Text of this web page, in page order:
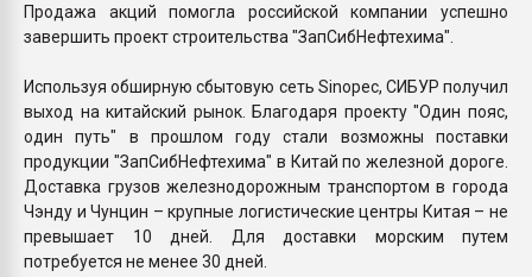
Продажа акций помогла российской компании успешно
завершить проект строительства "ЗапСибНефтехима".
Используя обширную сбытовую сеть Sinopec, СИБУР получил
выход на китайский рынок. Благодаря проекту "Один пояс,
один путь" в прошлом году стали возможны поставки
продукции "ЗапСибНефтехима" в Китай по железной дороге.
Доставка грузов железнодорожным транспортом в города
Чэнду и Чунцин – крупные логистические центры Китая – не
превышает 10 дней. Для доставки морским путем
потребуется не менее 30 дней.